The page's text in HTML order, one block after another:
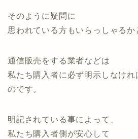
そのように疑問に
思われている方もいらっしゃるか
通信販売をする業者などは
私たち購入者に必ず明示しなけれ
のです。
明記されている事によって、
私たち購入者側が安心して